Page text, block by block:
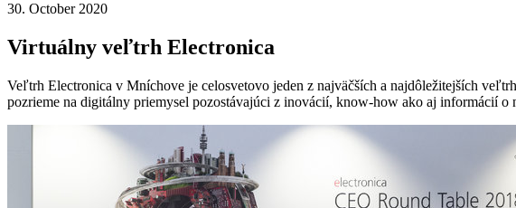
30. October 2020
Virtuálny veľtrh Electronica
Veľtrh Electronica v Mníchove je celosvetovo jeden z najväčších a najdôležitejších
pozrieme na digitálny priemysel pozostávajúci z inovácií, know-how ako aj informácií o